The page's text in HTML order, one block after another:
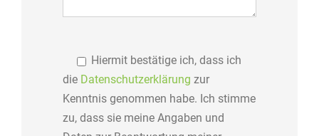
Hiermit bestätige ich, dass ich
die Datenschutzerklärung zur
Kenntnis genommen habe. Ich stimme
zu, dass sie meine Angaben und